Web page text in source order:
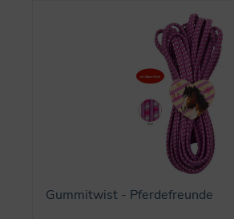
Gummitwist - Pferdefreunde